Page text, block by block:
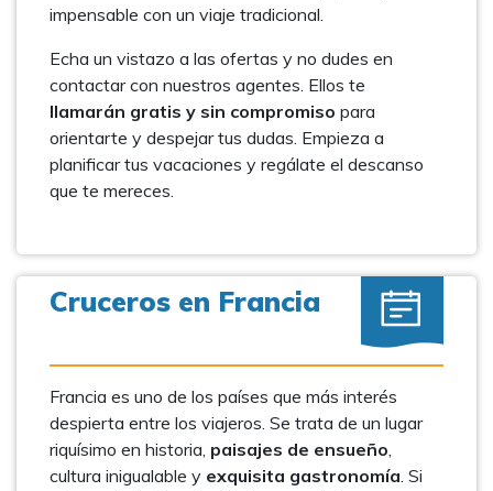
impensable con un viaje tradicional.
Echa un vistazo a las ofertas y no dudes en
contactar con nuestros agentes. Ellos te
llamarán gratis y sin compromiso para
orientarte y despejar tus dudas. Empieza a
planificar tus vacaciones y regálate el descanso
que te mereces.
Cruceros en Francia
Francia es uno de los países que más interés
despierta entre los viajeros. Se trata de un lugar
riquísimo en historia, paisajes de ensueño,
cultura inigualable y exquisita gastronomía. Si